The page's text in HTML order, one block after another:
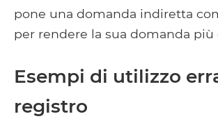
pone una domanda indiretta
per rendere la sua domanda più
Esempi di utilizzo
registro